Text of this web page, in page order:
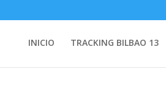
INICIO TRACKING BILBAO 13